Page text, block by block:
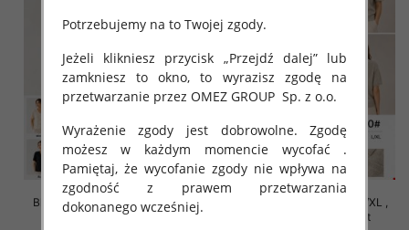
Bluzki damskie Roz S/M-L/XL ,
Mix Kolor Paczka 10 szt
Bluzki damskie Roz S/M-L/XL ,
Mix Kolor Paczka 10 szt
Potrzebujemy na to Twojej zgody.
Jeżeli klikniesz przycisk „Przejdź dalej” lub
zamkniesz to okno, to wyrazisz zgodę na
przetwarzanie przez OMEZ GROUP Sp. z o.o.
Wyrażenie zgody jest dobrowolne. Zgodę
możesz w każdym momencie wycofać .
Pamiętaj, że wycofanie zgody nie wpływa na
zgodność z prawem przetwarzania
dokonanego wcześniej.